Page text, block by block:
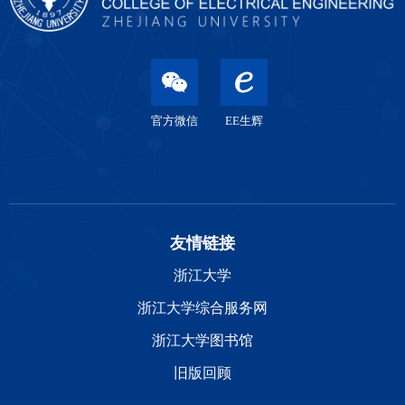
官方微信 EE生辉
友情链接
浙江大学
浙江大学综合服务网
浙江大学图书馆
旧版回顾